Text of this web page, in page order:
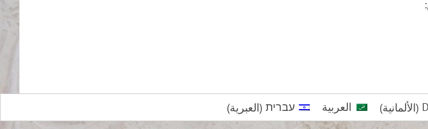
(الألمانية) العربية עברית(العبرية)